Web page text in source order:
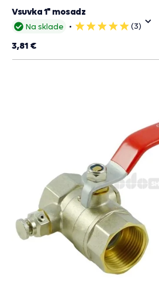
Na sklade
5
(3)
Vsuvka 1" mosadz
3,81 €